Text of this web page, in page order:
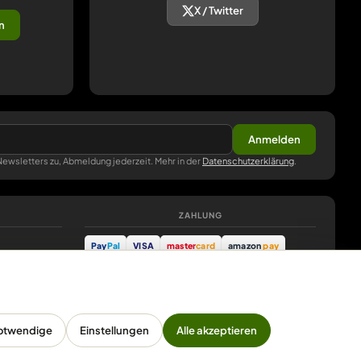
X / Twitter
Anmelden
zu, Abmeldung jederzeit. Mehr in der Datenschutzerklärung
ZAHLUNG
PayPal VISA mastercard amazonpay
Sichere Bezahlung – weitere Zahlungsarten werden
schrittweise freigeschaltet.
Einstellungen Alle akzeptieren